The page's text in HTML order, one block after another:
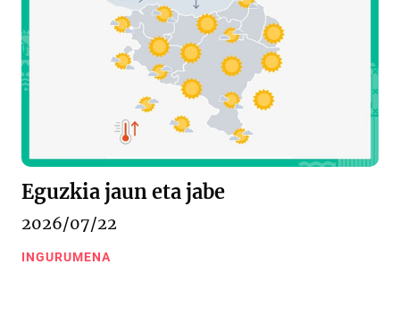
Eguzkia jaun eta jabe
2026/07/22
INGURUMENA